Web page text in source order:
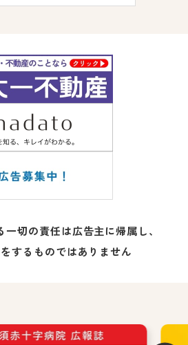
切の責任は広告主に帰属し、
するものではありません